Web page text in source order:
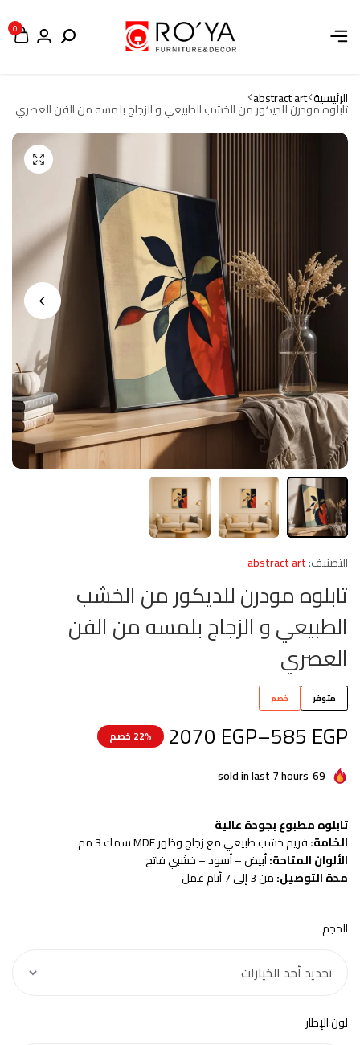
0
الرئيسية abstract art
تابلوه مودرن للديكور من الخشب الطبيعي و الزجاج بلمسه من الفن العصري
التصنيف:abstract art
تابلوه مودرن للديكور من الخشب
الطبيعي و الزجاج بلمسه من الفن
العصري
متوفر خصم
585 EGP
–
2070 EGP 22% خصم
69
sold in last 7 hours
تابلوه مطبوع بجودة عالية
الخامة:فريم خشب طبيعي مع زجاج وظهر MDF سمك 3 مم
الألوان المتاحة:أبيض – أسود – خشبي فاتح
مدة التوصيل:من 3 إلى 7 أيام عمل
الحجم
لون الإطار